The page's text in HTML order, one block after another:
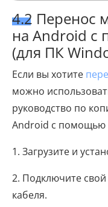
4.2 Перенос
на Android с
(для ПК
Если вы хотите
можно
руководство по
Android с помощью
1. Загрузите и
2. Подключите
кабеля.